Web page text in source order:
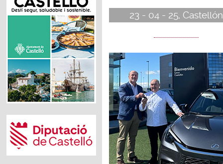
23 - 04 - 25, Castellón